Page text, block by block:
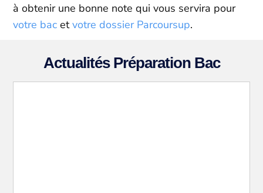
à obtenir une bonne note qui vous servira pour
votre bac etvotre dossier Parcoursup.
Actualités Préparation Bac